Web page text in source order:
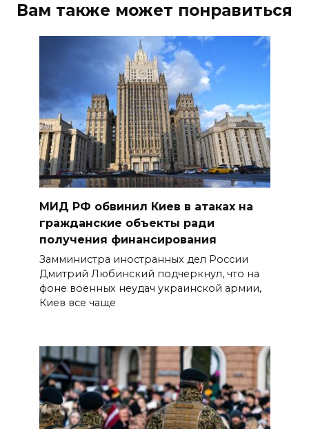
Вам также может понравиться
МИД РФ обвинил Киев в атаках на
гражданские объекты ради
получения финансирования
Замминистра иностранных дел России
Дмитрий Любинский подчеркнул, что на
фоне военных неудач украинской армии,
Киев все чаще